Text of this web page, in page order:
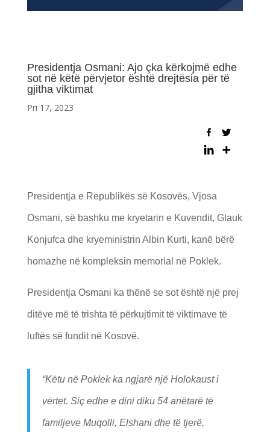
Presidentja Osmani: Ajo çka kërkojmë edhe
sot në këtë përvjetor është drejtësia për të
gjitha viktimat
Pri 17, 2023
Presidentja e Republikës së Kosovës, Vjosa
Osmani, së bashku me kryetarin e Kuvendit, Glauk
Konjufca dhe kryeministrin Albin Kurti, kanë bërë
homazhe në kompleksin memorial në Poklek.
Presidentja Osmani ka thënë se sot është një prej
ditëve më të trishta të përkujtimit të viktimave të
luftës së fundit në Kosovë.
“Këtu në Poklek ka ngjarë një Holokaust i
vërtet. Siç edhe e dini diku 54 anëtarë të
familjeve Muqolli, Elshani dhe të tjerë,